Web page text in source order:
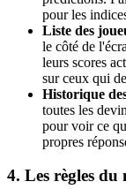
pour les
Liste des
le côté de
leurs scores
sur ceux qui
Historique
toutes les
pour voir ce
propres
4. Les règles du